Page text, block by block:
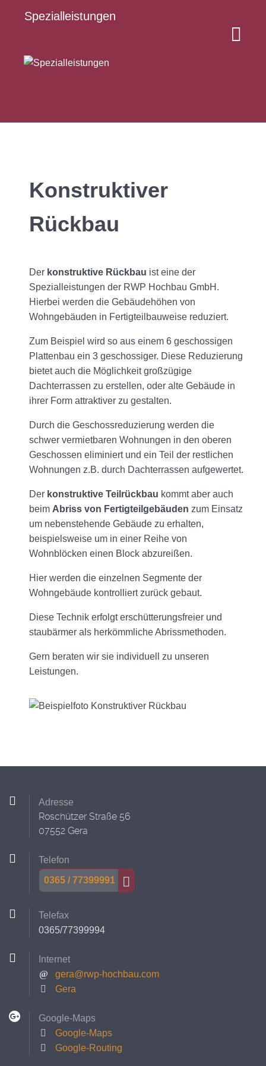
Spezialleistungen
Konstruktiver
Rückbau
Der konstruktive Rückbau ist eine der
Spezialleistungen der RWP Hochbau GmbH.
Hierbei werden die Gebäudehöhen von
Wohngebäuden in Fertigteilbauweise reduziert.
Zum Beispiel wird so aus einem 6 geschossigen
Plattenbau ein 3 geschossiger. Diese Reduzierung
bietet auch die Möglichkeit großzügige
Dachterrassen zu erstellen, oder alte Gebäude in
ihrer Form attraktiver zu gestalten.
Durch die Geschossreduzierung werden die
schwer vermietbaren Wohnungen in den oberen
Geschossen eliminiert und ein Teil der restlichen
Wohnungen z.B. durch Dachterrassen aufgewertet.
Der konstruktive Teilrückbau kommt aber auch
beim Abriss von Fertigteilgebäuden zum Einsatz
um nebenstehende Gebäude zu erhalten,
beispielsweise um in einer Reihe von
Wohnblöcken einen Block abzureißen.
Hier werden die einzelnen Segmente der
Wohngebäude kontrolliert zurück gebaut.
Diese Technik erfolgt erschütterungsfreier und
staubärmer als herkömmliche Abrissmethoden.
Gern beraten wir sie individuell zu unseren
Leistungen.
Adresse
Roschützer Straße 56
07552 Gera
Telefon
0365 / 77399991
Telefax
0365/77399994
Internet
gera@rwp-hochbau.com
Gera
Google-Maps
Google-Maps
Google-Routing